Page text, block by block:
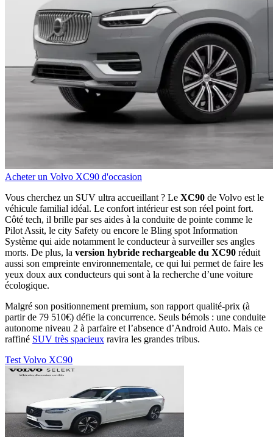
Acheter un Volvo XC90 d'occasion
Vous cherchez un SUV ultra accueillant ? Le XC90 de Volvo est le
véhicule familial idéal. Le confort intérieur est son réel point fort.
Côté tech, il brille par ses aides à la conduite de pointe comme le
Pilot Assit, le city Safety ou encore le Bling spot Information
Système qui aide notamment le conducteur à surveiller ses angles
morts. De plus, la version hybride rechargeable du XC90 réduit
aussi son empreinte environnementale, ce qui lui permet de faire les
yeux doux aux conducteurs qui sont à la recherche d’une voiture
écologique.
Malgré son positionnement premium, son rapport qualité-prix (à
partir de 79 510€) défie la concurrence. Seuls bémols : une conduite
autonome niveau 2 à parfaire et l’absence d’Android Auto. Mais ce
raffiné SUV très spacieux ravira les grandes tribus.
Test Volvo XC90